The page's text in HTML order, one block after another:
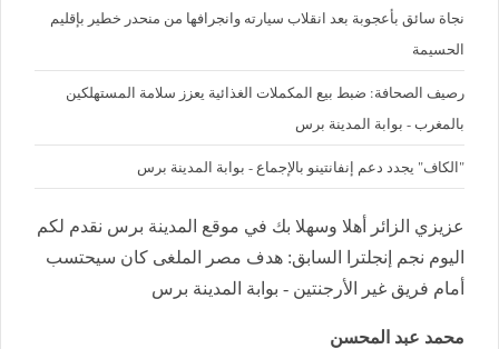
نجاة سائق بأعجوبة بعد انقلاب سيارته وانجرافها من منحدر خطير بإقليم
الحسيمة
رصيف الصحافة: ضبط بيع المكملات الغذائية يعزز سلامة المستهلكين
بالمغرب - بوابة المدينة برس
"الكاف" يجدد دعم إنفانتينو بالإجماع - بوابة المدينة برس
عزيزي الزائر أهلا وسهلا بك في موقع المدينة برس نقدم لكم
اليوم نجم إنجلترا السابق: هدف مصر الملغى كان سيحتسب
أمام فريق غير الأرجنتين - بوابة المدينة برس
محمد عبد المحسن